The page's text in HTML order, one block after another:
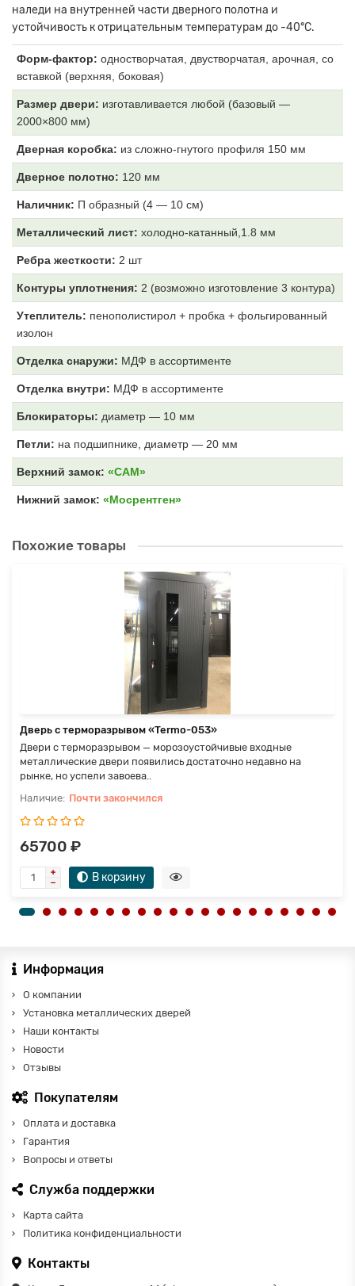
наледи на внутренней части дверного полотна и
устойчивость к отрицательным температурам до -40°С.
Форм-фактор: одностворчатая, двустворчатая, арочная, со
вставкой (верхняя, боковая)
Размер двери: изготавливается любой (базовый —
2000×800 мм)
Дверная коробка: из сложно-гнутого профиля 150 мм
Дверное полотно: 120 мм
Наличник: П образный (4 — 10 см)
Металлический лист: холодно-катанный,1.8 мм
Ребра жесткости: 2 шт
Контуры уплотнения: 2 (возможно изготовление 3 контура)
Утеплитель: пенополистирол + пробка + фольгированный
изолон
Отделка снаружи: МДФ в ассортименте
Отделка внутри: МДФ в ассортименте
Блокираторы: диаметр — 10 мм
Петли: на подшипнике, диаметр — 20 мм
Верхний замок: «САМ»
Нижний замок: «Мосрентген»
Похожие товары
Дверь с терморазрывом «Termo-053»
Двери с терморазрывом — морозоустойчивые входные
металлические двери появились достаточно недавно на
рынке, но успели завоева..
Почти закончился
65700 ₽
В корзину
Информация
О компании
Установка металлических дверей
Наши контакты
Новости
Отзывы
Покупателям
Оплата и доставка
Гарантия
Вопросы и ответы
Служба поддержки
Карта сайта
Политика конфиденциальности
Контакты